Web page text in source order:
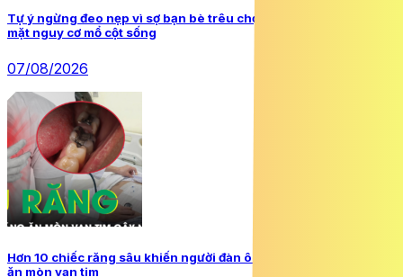
Tự ý ngừng đeo nẹp vì sợ bạn bè trêu chọc, nữ sinh 16 tuổi đối
mặt nguy cơ mổ cột sống
07/08/2026
Hơn 10 chiếc răng sâu khiến người đàn ông 57 tuổi bị vi khuẩn
ăn mòn van tim